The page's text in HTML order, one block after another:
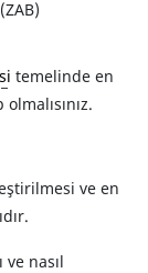
temelinde en
ve en
ve nasıl